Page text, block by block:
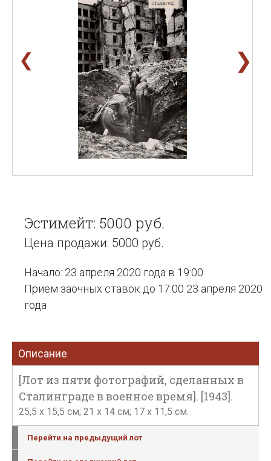
❮ ❯
Эстимейт: 5000 руб.
Цена продажи: 5000 руб.
Начало: 23 апреля 2020 года в 19:00
Прием заочных ставок до 17:00 23 апреля 2020
года
Описание
[Лот из пяти фотографий, сделанных в
Сталинграде в военное время]. [1943].
25,5 x 15,5 см; 21 х 14 см; 17 х 11,5 см.
Перейти на предыдущий лот